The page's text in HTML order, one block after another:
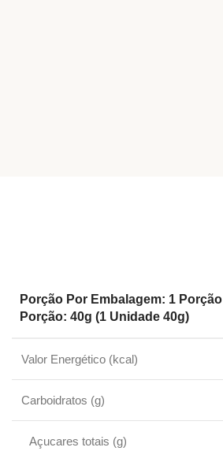
Porção Por Embalagem: 1 Porção
Porção: 40g (1 Unidade 40g)
Valor Energético (kcal)
Carboidratos (g)
Açucares totais (g)